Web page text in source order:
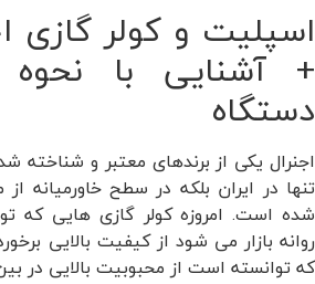
+ آشنایی با نحوه
دستگاه
اجنرال یکی از برندهای معتبر و شناخته
تنها در ایران بلکه در سطح خاورمیانه از
شده است. امروزه کولر گازی هایی که
روانه بازار می شود از کیفیت بالایی
که توانسته است از محبوبیت بالایی در